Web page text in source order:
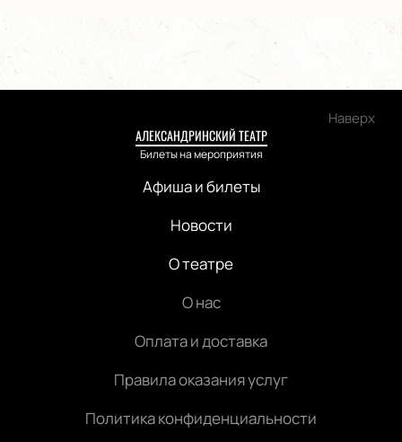
Наверх
АЛЕКСАНДРИНСКИЙ ТЕАТР
Билеты на мероприятия
Афиша и билеты
Новости
О театре
О нас
Оплата и доставка
Правила оказания услуг
Политика конфиденциальности